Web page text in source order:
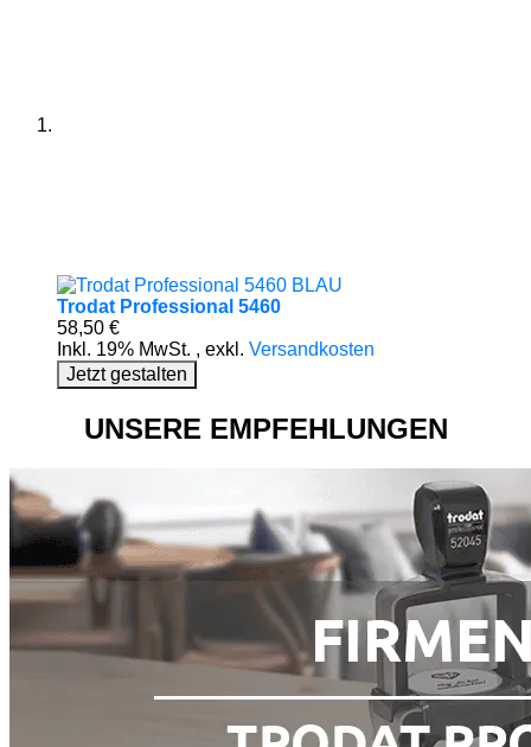
Trodat Professional 5460
58,50 €
Inkl. 19% MwSt. , exkl. Versandkosten
Jetzt gestalten
UNSERE EMPFEHLUNGEN